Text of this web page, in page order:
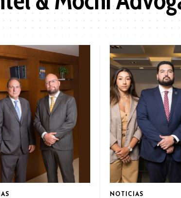
NOTICIAS